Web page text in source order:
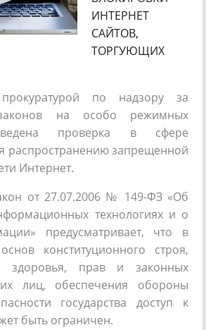
ИНТЕРНЕТ
САЙТОВ,
ТОРГУЮЩИХ
по надзору за
на особо режимных
проверка в сфере
распространению запрещенной
Интернет.
от 27.07.2006 № 149-ФЗ «Об
технологиях и о
предусматривает, что в
конституционного строя,
здоровья, прав и законных
лиц, обеспечения обороны
государства доступ к
быть ограничен.